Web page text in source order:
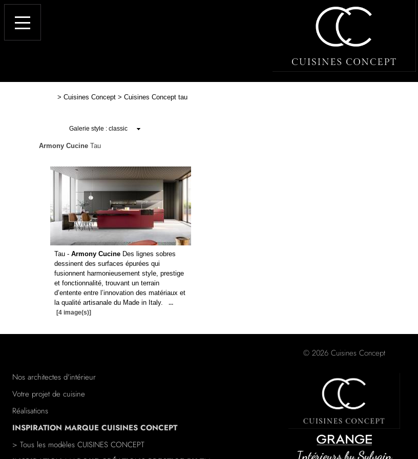
> Cuisines Concept > Cuisines Concept tau
Armony Cucine Tau
Tau - Armony Cucine Des lignes sobres
dessinent des surfaces épurées qui
fusionnent harmonieusement style, prestige
et fonctionnalité, trouvant un terrain
d’entente entre l’innovation des matériaux et
la qualité artisanale du Made in Italy.
...
[4 image(s)]
© 2026 Cuisines Concept
Nos architectes d'intérieur
Votre projet de cuisine
Réalisations
INSPIRATION MARQUE CUISINES CONCEPT
> Tous les modèles CUISINES CONCEPT